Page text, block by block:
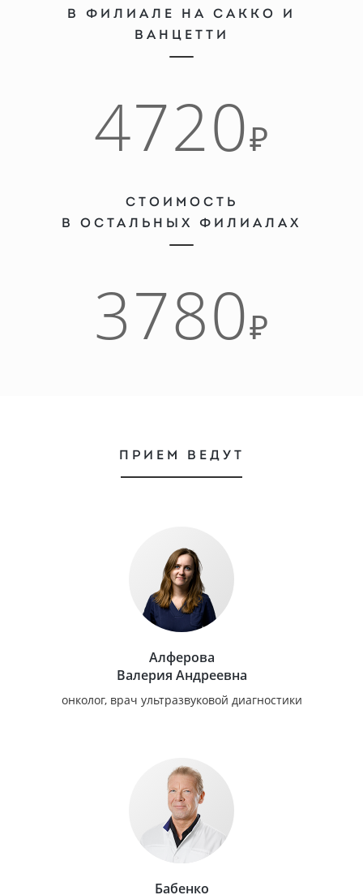
В ФИЛИАЛЕ НА САККО И
ВАНЦЕТТИ
4720₽
СТОИМОСТЬ
В ОСТАЛЬНЫХ ФИЛИАЛАХ
3780₽
ПРИЕМ ВЕДУТ
Алферова
Валерия Андреевна
онколог, врач ультразвуковой диагностики
Бабенко